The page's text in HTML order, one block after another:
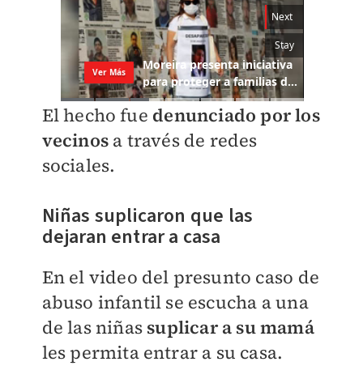
El hecho fue denunciado por los
vecinosa través de redes
sociales.
Niñas suplicaron que las
dejaran entrar a casa
En el video del presunto caso de
abuso infantil se escucha a una
de las niñas suplicar a su mamá
les permita entrar a su casa.